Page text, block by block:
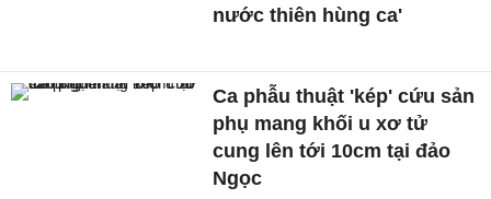
nước thiên hùng ca'
Ca phẫu thuật 'kép' cứu sản
phụ mang khối u xơ tử
cung lên tới 10cm tại đảo
Ngọc